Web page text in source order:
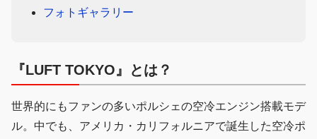
フォトギャラリー
『LUFT TOKYO』とは？
世界的にもファンの多いポルシェの空冷エンジン搭載モデ
ル。中でも、アメリカ・カリフォルニアで誕生した空冷ポ